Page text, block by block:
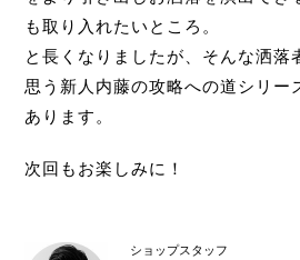
も取り入れたいところ。
と長くなりましたが、そんな洒落
思う新人内藤の攻略への道シリー
あります。
次回もお楽しみに！
ショップスタッフ